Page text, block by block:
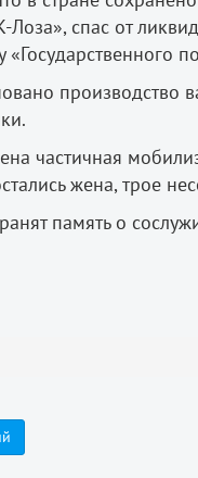
спас от
«Государственного
производство
частичная
жена, трое
память о